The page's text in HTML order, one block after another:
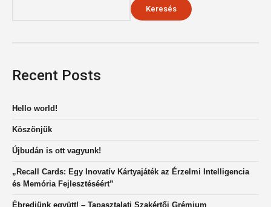
Keresés
Recent Posts
Hello world!
Köszönjük
Újbudán is ott vagyunk!
„Recall Cards: Egy Inovatív Kártyajáték az Érzelmi Intelligencia
és Memória Fejlesztéséért”
Ébredjünk együtt! – Tapasztalati Szakértői Grémium